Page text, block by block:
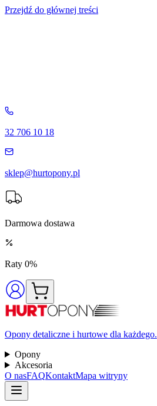
Przejdź do głównej treści
32 706 10 18
sklep@hurtopony.pl
Darmowa dostawa
Raty 0%
Opony detaliczne i hurtowe dla każdego.
Opony
Akcesoria
O nasFAQKontaktMapa witryny